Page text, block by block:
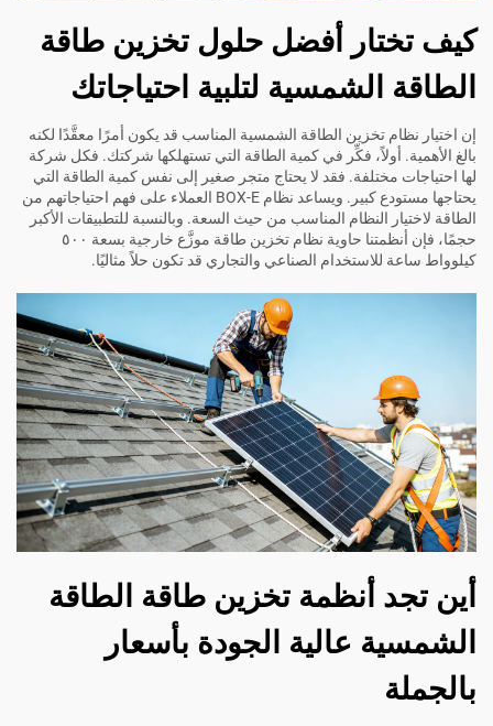
كيف تختار أفضل حلول تخزين طاقة
الطاقة الشمسية لتلبية احتياجاتك
إن اختيار نظام تخزين الطاقة الشمسية المناسب قد يكون أمرًا معقَّدًا لكنه
بالغ الأهمية. أولاً، فكِّر في كمية الطاقة التي تستهلكها شركتك. فكل شركة
لها احتياجات مختلفة. فقد لا يحتاج متجر صغير إلى نفس كمية الطاقة التي
يحتاجها مستودع كبير. ويساعد نظام BOX-E العملاء على فهم احتياجاتهم من
الطاقة لاختيار النظام المناسب من حيث السعة. وبالنسبة للتطبيقات الأكبر
حجمًا، فإن أنظمتنا
حاوية نظام تخزين طاقة موزَّع خارجية بسعة ٥٠٠
كيلوواط ساعة للاستخدام الصناعي والتجاري قد تكون حلاً مثاليًا.
أين تجد أنظمة تخزين طاقة الطاقة
الشمسية عالية الجودة بأسعار
بالجملة